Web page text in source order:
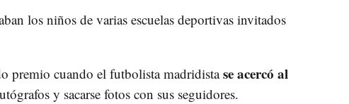
los niños de varias escuelas deportivas invitados
premio cuando el futbolista madridistase acercó al
y sacarse fotos con sus seguidores.